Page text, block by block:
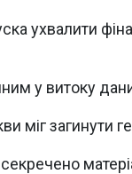
ухвалити
у витоку
міг загинути